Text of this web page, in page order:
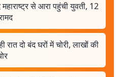
महाराष्ट्र से आरा पहुंची युवती, 12
दो बंद घरों में चोरी, लाखों की